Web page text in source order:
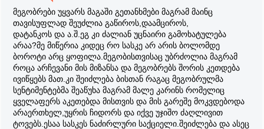
gamowveulivtkivilitaa shesadzlwbeli tvalis gadzliereba
მეგობრები უყვარს მაგაში გეთანხმები მაგრამ მაინც
თავისუფლად შეუძლია გაწიროს,დაამციროს,
დატანკოს და ა.შ.ეგ კი ძალიან უცნაირი გამოხატულება
არაა?მე მიწერია კიდეც რო სასკე არ არის ბოლომდე
ბოროტი არც ყოფილა.მეგობისთვისაც უბრძოლია მაგრამ
როცა არჩევანი მის მიზანსა და მეგობრებს შორის კეთდება
ივიწყებს მათ.კი შეიძლება ბისთან რაგაც მეგობრულმა
სენტიმენტებმა შეაწუხა მაგრამ მალე კარინს რომელიც
ყველაფერს აკეთებდა მისთვის და მის გარეშე მოკვდებოდა
არაერთხელ,უყრის ჩიდორს და იქვე უჯიშო ძაღლივით
ტოვებს.ესაა სასკეს ნაძირლური საქციელი.შეიძლება და ასეც